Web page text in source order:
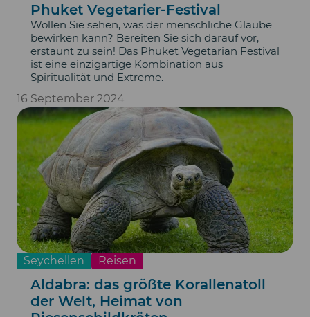
Phuket Vegetarier-Festival
Wollen Sie sehen, was der menschliche Glaube
bewirken kann? Bereiten Sie sich darauf vor,
erstaunt zu sein! Das Phuket Vegetarian Festival
ist eine einzigartige Kombination aus
Spiritualität und Extreme.
16 September 2024
Seychellen Reisen
Aldabra: das größte Korallenatoll
der Welt, Heimat von